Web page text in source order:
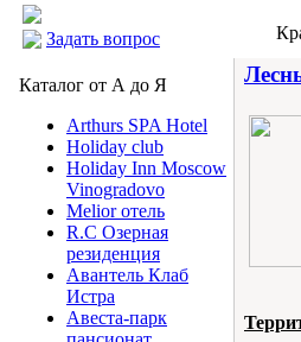
Задать вопрос
Каталог от А до Я
Arthurs SPA Hotel
Holiday club
Holiday Inn Moscow
Vinogradovo
Melior отель
R.C Озерная
резиденция
Авантель Клаб
Истра
Авеста-парк